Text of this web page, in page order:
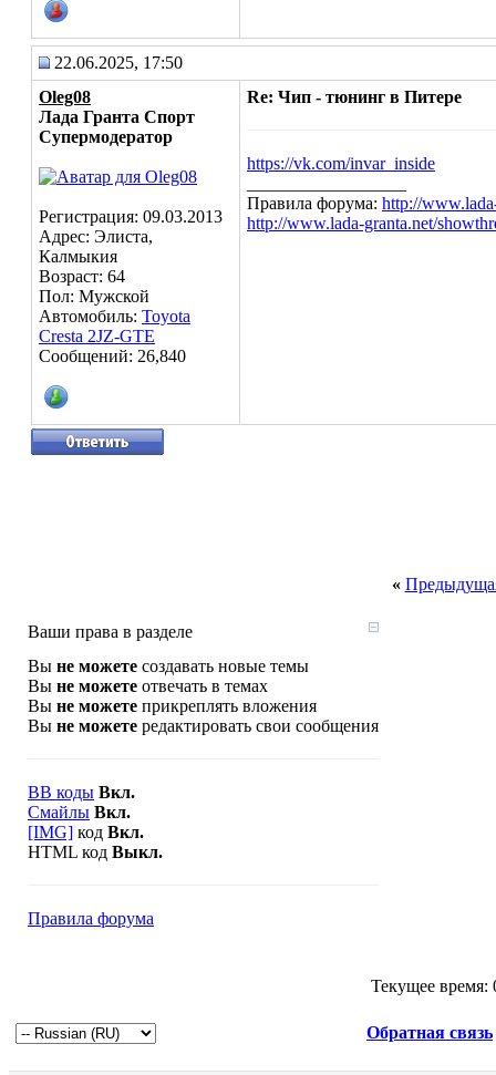
22.06.2025, 17:50
Oleg08
Лада Гранта Спорт
Супермодератор
Регистрация: 09.03.2013
Адрес: Элиста,
Калмыкия
Возраст: 64
Пол: Мужской
Автомобиль: Toyota
Cresta 2JZ-GTE
Сообщений: 26,840
Re: Чип - тюнинг в Питере
https://vk.com/invar_inside
Правила форума: http://
http://www.lada-granta.net/
«
Ваши права в разделе
Вы не можете создавать новые темы
Вы не можете отвечать в темах
Вы не можете прикреплять вложения
Вы не можете редактировать свои сообщения
BB коды Вкл.
Смайлы Вкл.
[IMG] код Вкл.
HTML код Выкл.
Правила форума
Текущее время:
Обратная связь